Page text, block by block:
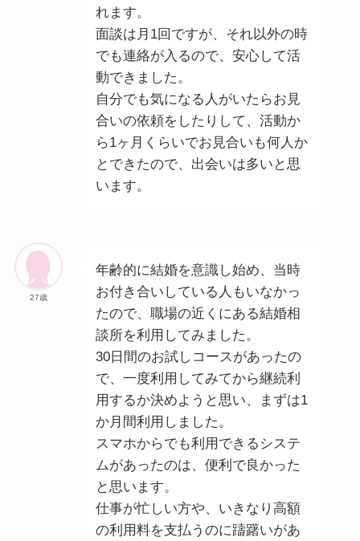
れます。
面談は月1回ですが、それ以外の時
でも連絡が入るので、安心して活
動できました。
自分でも気になる人がいたらお見
合いの依頼をしたりして、活動か
ら1ヶ月くらいでお見合いも何人か
とできたので、出会いは多いと思
います。
27歳
年齢的に結婚を意識し始め、当時
お付き合いしている人もいなかっ
たので、職場の近くにある結婚相
談所を利用してみました。
30日間のお試しコースがあったの
で、一度利用してみてから継続利
用するか決めようと思い、まずは1
か月間利用しました。
スマホからでも利用できるシステ
ムがあったのは、便利で良かった
と思います。
仕事が忙しい方や、いきなり高額
の利用料を支払うのに躊躇いがあ